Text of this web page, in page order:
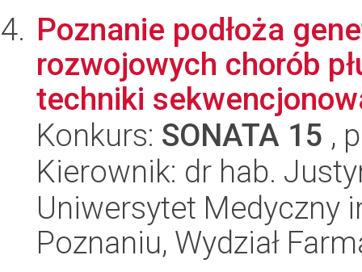
Poznanie podłoża
rozwojowych chorób
techniki
Konkurs: SONATA 15 ,
Kierownik: dr hab.
Uniwersytet Medyczny
Poznaniu, Wydział